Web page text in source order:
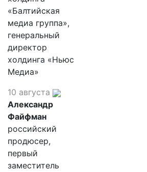
«Балтийская
медиа группа»,
генеральный
директор
холдинга «Ньюс
Медиа»
10 августа
Александр
Файфман
российский
продюсер,
первый
заместитель